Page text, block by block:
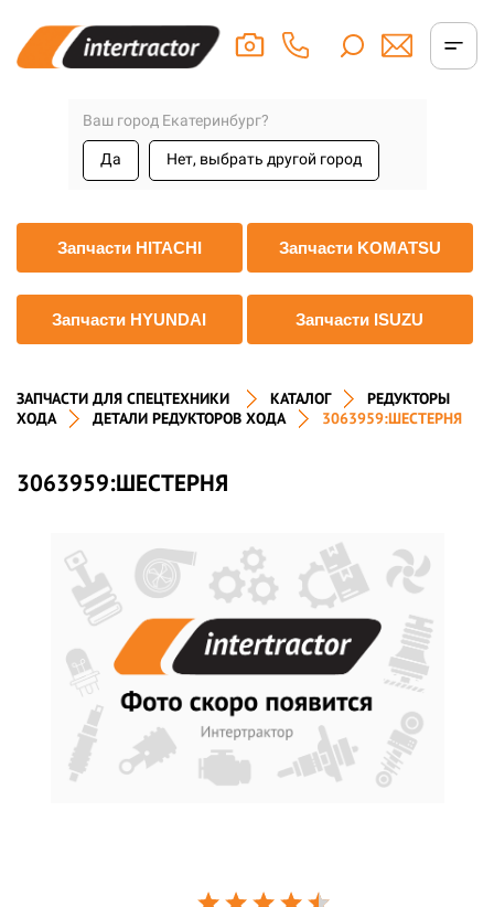
Ваш город Екатеринбург?
Да Нет, выбрать другой город
Запчасти HITACHI Запчасти KOMATSU
Запчасти HYUNDAI Запчасти ISUZU
ЗАПЧАСТИ ДЛЯ СПЕЦТЕХНИКИ КАТАЛОГ
РЕДУКТОРЫ
ХОДА
ДЕТАЛИ РЕДУКТОРОВ ХОДА 3063959:ШЕСТЕРНЯ
3063959:ШЕСТЕРНЯ